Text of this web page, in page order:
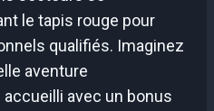
le tapis rouge pour
qualifiés. Imaginez
aventure
avec un bonus